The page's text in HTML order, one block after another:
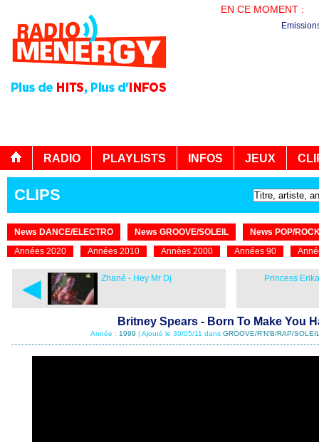
EN CE MOMENT :
RADIO PLAYLISTS INFOS JEUX
CLIPS
News DANCE/ELECTRO News GROOVE/SOLEIL
News POP/
Années 2020
Années 2010 Années 2000 Années 90
◄ Zhané - Hey Mr Dj Princess
Britney Spears - Born To Make You
Année : 1999 | Ajouté le 30/05/11 dans GROOVE/R'N'B/RAP/